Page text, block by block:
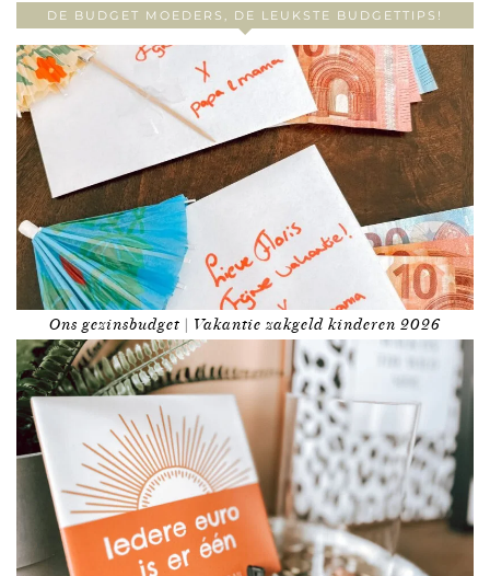
DE BUDGET MOEDERS, DE LEUKSTE BUDGETTIPS!
Ons gezinsbudget | Vakantie zakgeld kinderen 2026